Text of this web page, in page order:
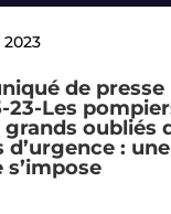
de presse
23-Les
oubliés
d’urgence : une